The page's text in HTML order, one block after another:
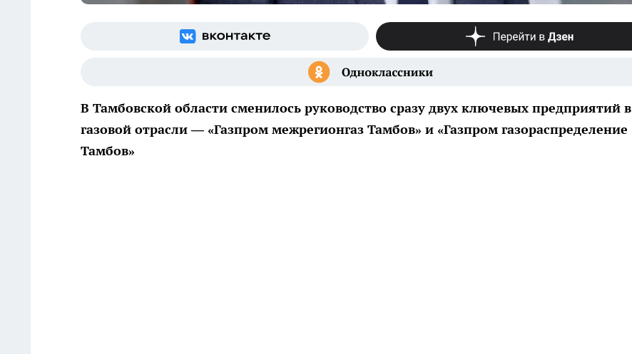
В Тамбовской области сменилось руководство сразу двух ключевых предприятий в
газовой отрасли — «Газпром межрегионгаз Тамбов» и «Газпром газораспределение
Тамбов»